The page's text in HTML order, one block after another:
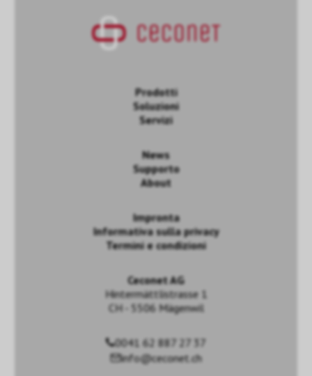
Prodotti
Soluzioni
Servizi
News
Supporto
About
Impronta
Informativa sulla privacy
Termini e condizioni
Ceconet AG
Hintermättlistrasse 1
CH - 5506 Mägenwil
0041 62 887 27 37
info@ceconet.ch